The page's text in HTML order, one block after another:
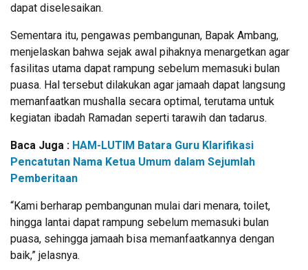
dapat diselesaikan.
Sementara itu, pengawas pembangunan, Bapak Ambang,
menjelaskan bahwa sejak awal pihaknya menargetkan agar
fasilitas utama dapat rampung sebelum memasuki bulan
puasa. Hal tersebut dilakukan agar jamaah dapat langsung
memanfaatkan mushalla secara optimal, terutama untuk
kegiatan ibadah Ramadan seperti tarawih dan tadarus.
Baca Juga : HAM-LUTIM Batara Guru Klarifikasi
Pencatutan Nama Ketua Umum dalam Sejumlah
Pemberitaan
“Kami berharap pembangunan mulai dari menara, toilet,
hingga lantai dapat rampung sebelum memasuki bulan
puasa, sehingga jamaah bisa memanfaatkannya dengan
baik,” jelasnya.